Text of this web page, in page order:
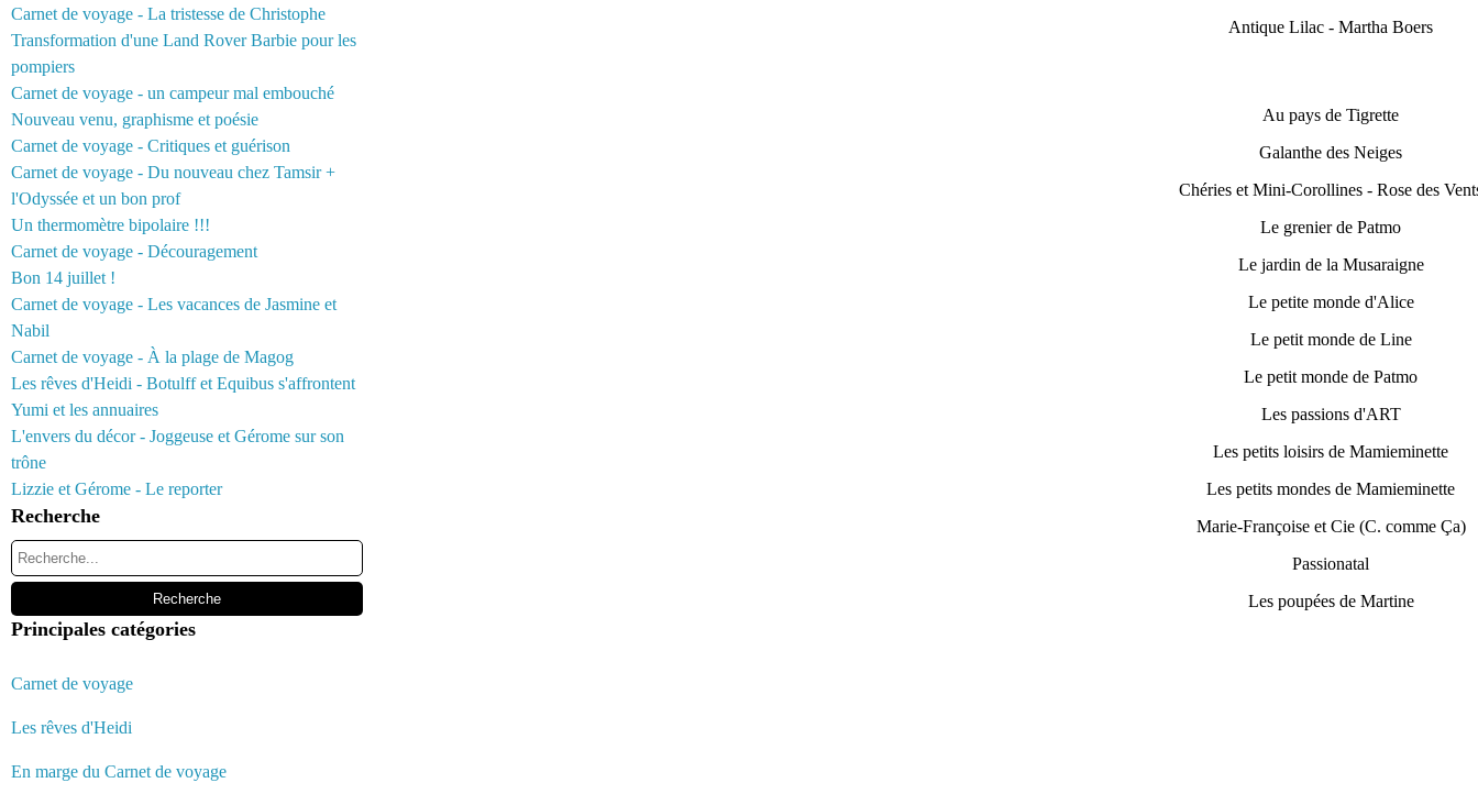
Carnet de voyage - La tristesse de Christophe
Transformation d'une Land Rover Barbie pour les
pompiers
Carnet de voyage - un campeur mal embouché
Nouveau venu, graphisme et poésie
Carnet de voyage - Critiques et guérison
Carnet de voyage - Du nouveau chez Tamsir +
l'Odyssée et un bon prof
Un thermomètre bipolaire !!!
Carnet de voyage - Découragement
Bon 14 juillet !
Carnet de voyage - Les vacances de Jasmine et
Nabil
Carnet de voyage - À la plage de Magog
Les rêves d'Heidi - Botulff et Equibus s'affrontent
Yumi et les annuaires
L'envers du décor - Joggeuse et Gérome sur son
trône
Lizzie et Gérome - Le reporter
Recherche
Principales catégories
Carnet de voyage
Les rêves d'Heidi
En marge du Carnet de voyage
Antique Lilac - Martha Boers
Au pays de Tigrette
Galanthe des Neiges
Chéries et Mini-Corollines - Rose des
Le grenier de Patmo
Le jardin de la Musaraigne
Le petite monde d'Alice
Le petit monde de Line
Le petit monde de Patmo
Les passions d'ART
Les petits loisirs de Mamieminette
Les petits mondes de Mamieminette
Marie-Françoise et Cie (C. comme Ça)
Passionatal
Les poupées de Martine